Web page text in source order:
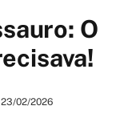
O
23/02/2026